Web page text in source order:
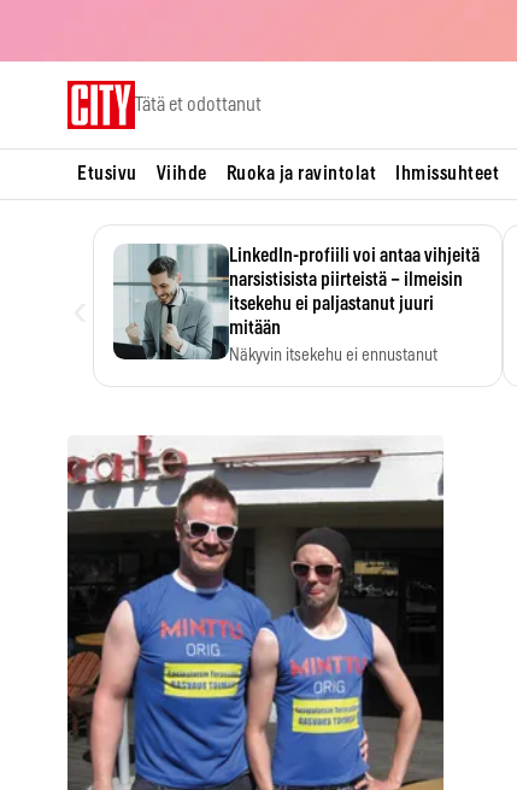
Tätä et odottanut
Etusivu Viihde Ruoka ja ravintolat Ihmissuhteet
LinkedIn-profiili voi antaa vihjeitä
narsistisista piirteistä – ilmeisin
itsekehu ei paljastanut juuri
mitään
Näkyvin itsekehu ei ennustanut